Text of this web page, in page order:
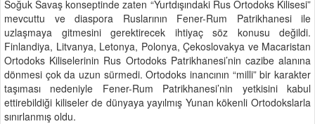
Soğuk Savaş konseptinde zaten “Yurtdışındaki Rus Ortodoks Kilisesi”
mevcuttu ve diaspora Ruslarının Fener-Rum Patrikhanesi ile
uzlaşmaya gitmesini gerektirecek ihtiyaç söz konusu değildi.
Finlandiya, Litvanya, Letonya, Polonya, Çekoslovakya ve Macaristan
Ortodoks Kiliselerinin Rus Ortodoks Patrikhanesi’nin cazibe alanına
dönmesi çok da uzun sürmedi. Ortodoks inancının “milli” bir karakter
taşıması nedeniyle Fener-Rum Patrikhanesi’nin yetkisini kabul
ettirebildiği kiliseler de dünyaya yayılmış Yunan kökenli Ortodokslarla
sınırlanmış oldu.